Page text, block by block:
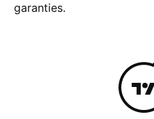
garanties.